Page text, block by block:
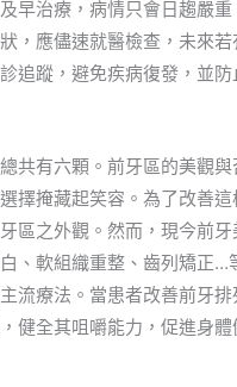
早治療，病情只會日趨嚴
，應儘速就醫檢查，未來若
追蹤，避免疾病復發，並
共有六顆。前牙區的美觀
擇掩藏起笑容。為了改善
區之外觀。然而，現今前
、軟組織重整、齒列矯正…
流療法。當患者改善前牙排
健全其咀嚼能力，促進身體